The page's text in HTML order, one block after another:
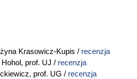
Krasowicz-Kupis / recenzja
prof. UJ / recenzja
prof. UG / recenzja